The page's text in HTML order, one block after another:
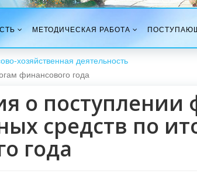
МЕТОДИЧЕСКАЯ РАБОТА
хозяйственная деятельность
финансового года
о поступлении
средств по
года